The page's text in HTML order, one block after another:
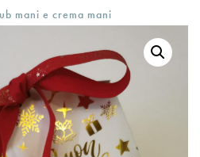
mani e crema mani